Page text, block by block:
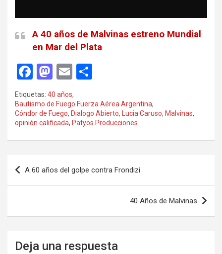
A 40 años de Malvinas estreno Mundial
en Mar del Plata
F
a
ce
b
o
k
M
a
st
o
d
n
E
ail m
p
ar
Etiquetas: 40 años,
Bautismo de Fuego Fuerza Aérea Argentina,
Cóndor de Fuego, Dialogo Abierto, Lucia Caruso, Malvinas,
opinión calificada, Patyos Producciones
Navegación
de
A 60 años del golpe contra Frondizi­
40 Años de Malvinas
Deja una respuesta